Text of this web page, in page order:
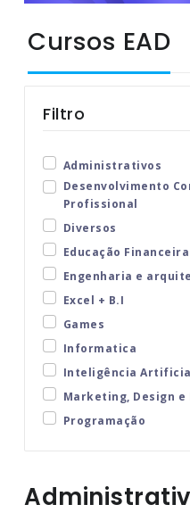
Cursos EAD
Filtro
Administrativos
Desenvolvimento
Profissional
Diversos
Educação Financeira
Engenharia e
Excel + B.I
Games
Informatica
Inteligência
Marketing, Design e
Programação